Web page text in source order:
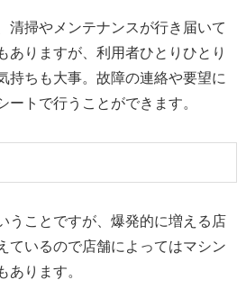
清掃やメンテナンスが行き届いて
ありますが、利用者ひとりひとり
持ちも大事。故障の連絡や要望に
ートで行うことができます。
うことですが、爆発的に増える店
ているので店舗によってはマシン
あります。